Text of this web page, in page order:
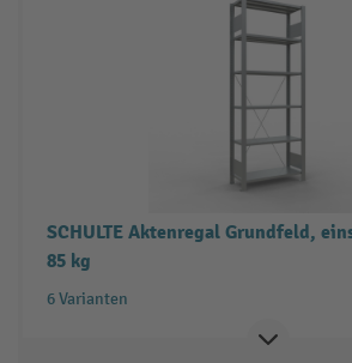
SCHULTE Aktenregal Grundfeld,
85 kg
6 Varianten